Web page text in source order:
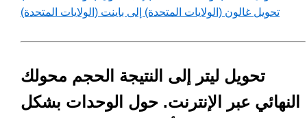
تحويل غالون (الولايات المتحدة) إلى باينت (الولايات المتحدة)
تحويل ليتر إلى النتيجة الحجم محولك
النهائي عبر الإنترنت. حول الوحدات بشكل